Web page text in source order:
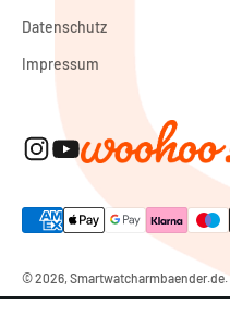
Datenschutz
Impressum
© 2026, Smartwatcharmbaender.de.